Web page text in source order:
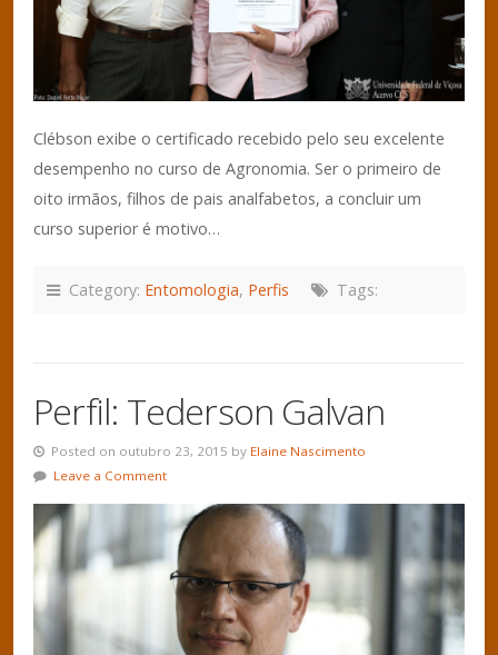
Clébson exibe o certificado recebido pelo seu excelente
desempenho no curso de Agronomia. Ser o primeiro de
oito irmãos, filhos de pais analfabetos, a concluir um
curso superior é motivo…
Category: Entomologia, Perfis Tags:
Perfil: Tederson Galvan
Posted on outubro 23, 2015 by Elaine Nascimento
Leave a Comment